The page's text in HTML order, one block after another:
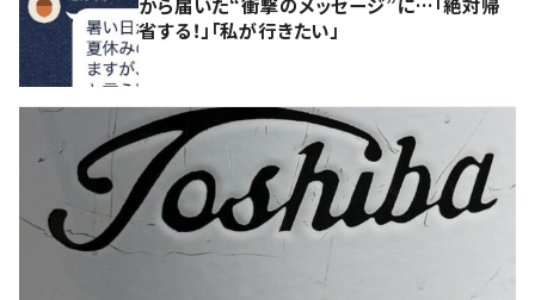
省する！」「私が行きたい」